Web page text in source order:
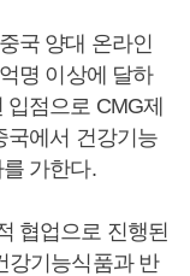
국 양대 온라인
명 이상에 달하
점으로 CMG제
국에서 건강기능
가한다.
협업으로 진행된
강기능식품과 반